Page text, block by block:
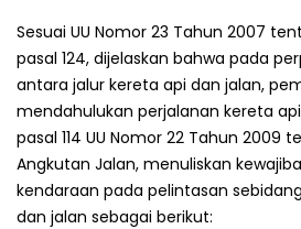
Sesuai UU Nomor 23 Tahun 2007
pasal 124, dijelaskan bahwa pada
antara jalur kereta api dan jalan,
mendahulukan perjalanan kereta
pasal 114 UU Nomor 22 Tahun 2009
Angkutan Jalan, menuliskan
kendaraan pada pelintasan
dan jalan sebagai berikut: